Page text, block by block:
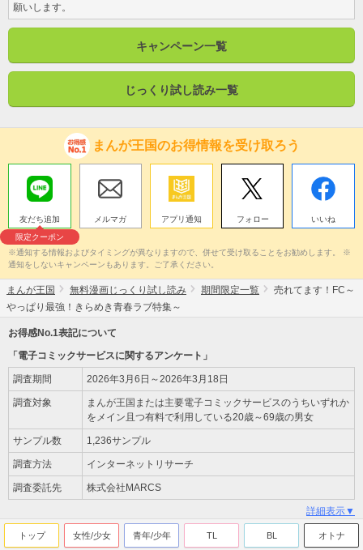
願いします。
キャンペーン一覧
じっくり試し読み一覧
まんが王国のお得情報を受け取ろう
友だち追加
限定クーポン
メルマガ アプリ通知 フォロー いいね
※通知する情報およびタイミングが異なりますので、併せて受け取ることをお勧めします。 ※
通知をしないキャンペーンもあります。ご了承ください。
まんが王国 無料漫画じっくり試し読み 期間限定一覧
売れてます！FC～
やっぱり最強！きらめき青春ラブ特集～
お得感No.1表記について
「電子コミックサービスに関するアンケート」
調査期間 2026年3月6日～2026年3月18日
調査対象
まんが王国または主要電子コミックサービスのうちいずれか
をメイン且つ有料で利用している20歳～69歳の男女
サンプル数 1,236サンプル
調査方法 インターネットリサーチ
調査委託先 株式会社MARCS
詳細表示▼
トップ 女性/少女 青年/少年 TL BL オトナ